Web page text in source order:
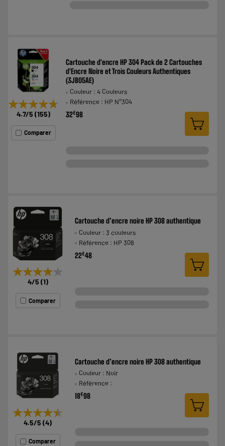
★★★★★
★★★★★
4.7/5 (155)
Comparer
Cartouche d'encre HP 304 Pack de 2 Cartouches
d'Encre Noire et Trois Couleurs Authentiques
(3JB05AE)
Couleur : 4 Couleurs
Référence : HP N°304
32€98
★★★★★
★★★★★
4/5 (1)
Comparer
Cartouche d’encre noire HP 308 authentique
Couleur : 3 couleurs
Référence : HP 308
22€48
★★★★★
★★★★★
4.5/5 (4)
Comparer
Cartouche d’encre noire HP 308 authentique
Couleur : Noir
Référence :
18€98